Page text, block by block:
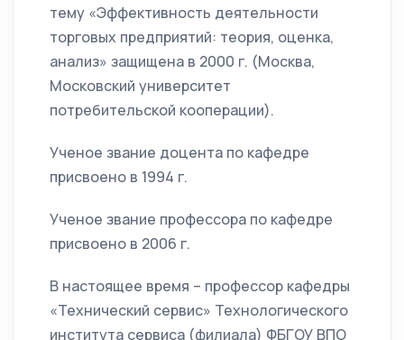
тему «Эффективность деятельности
торговых предприятий: теория, оценка,
анализ» защищена в 2000 г. (Москва,
Московский университет
потребительской кооперации).
Ученое звание доцента по кафедре
присвоено в 1994 г.
Ученое звание профессора по кафедре
присвоено в 2006 г.
В настоящее время – профессор кафедры
«Технический сервис» Технологического
института сервиса (филиала) ФБГОУ ВПО